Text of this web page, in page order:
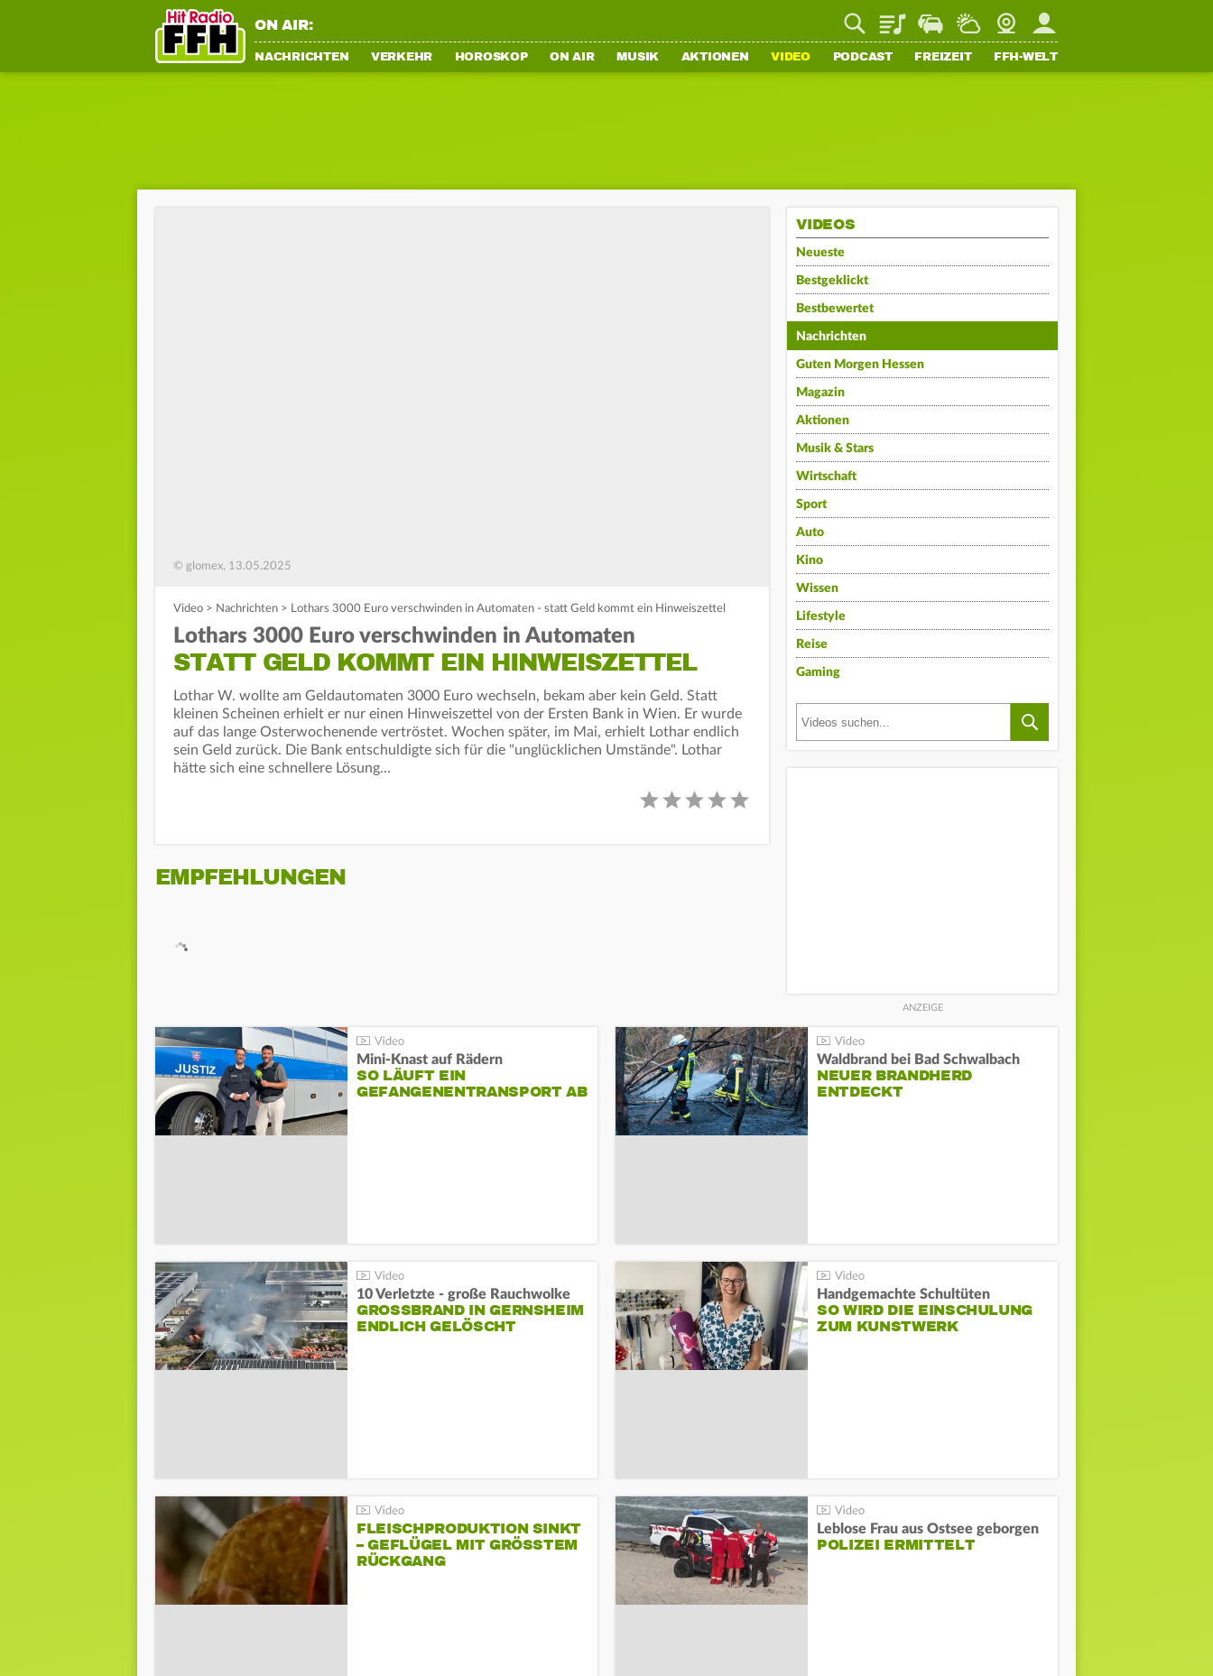
ON AIR: PlaylistStaupilotWetterWebcamMein FFH
NACHRICHTEN VERKEHR HOROSKOP ON AIR MUSIK AKTIONEN VIDEO PODCAST FREIZEIT FFH-WELT
© glomex, 13.05.2025
Video > Nachrichten > Lothars 3000 Euro verschwinden in Automaten - statt Geld kommt ein Hinweiszettel
Lothars 3000 Euro verschwinden in Automaten
STATT GELD KOMMT EIN HINWEISZETTEL
Lothar W. wollte am Geldautomaten 3000 Euro wechseln, bekam aber kein Geld. Statt
kleinen Scheinen erhielt er nur einen Hinweiszettel von der Ersten Bank in Wien. Er wurde
auf das lange Osterwochenende vertröstet. Wochen später, im Mai, erhielt Lothar endlich
sein Geld zurück. Die Bank entschuldigte sich für die "unglücklichen Umstände". Lothar
hätte sich eine schnellere Lösung…
EMPFEHLUNGEN
VIDEOS
Neueste
Bestgeklickt
Bestbewertet
Nachrichten
Guten Morgen Hessen
Magazin
Aktionen
Musik & Stars
Wirtschaft
Sport
Auto
Kino
Wissen
Lifestyle
Reise
Gaming
Mini-Knast auf Rädern
SO LÄUFT EIN
GEFANGENENTRANSPORT AB
Waldbrand bei Bad Schwalbach
NEUER BRANDHERD
ENTDECKT
10 Verletzte - große Rauchwolke
GROSSBRAND IN GERNSHEIM E
NDLICH GELÖSCHT
Handgemachte Schultüten
SO WIRD DIE EINSCHULUNG
ZUM KUNSTWERK
FLEISCHPRODUKTION SINKT
– GEFLÜGEL MIT GRÖSSTEM R
ÜCKGANG
Leblose Frau aus Ostsee geborgen
POLIZEI ERMITTELT